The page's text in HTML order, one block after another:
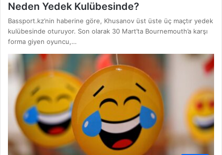
Neden Yedek Kulübesinde?
Bassport.kz’nin haberine göre, Khusanov üst üste üç maçtır yedek
kulübesinde oturuyor. Son olarak 30 Mart’ta Bournemouth’a karşı
forma giyen oyuncu,…